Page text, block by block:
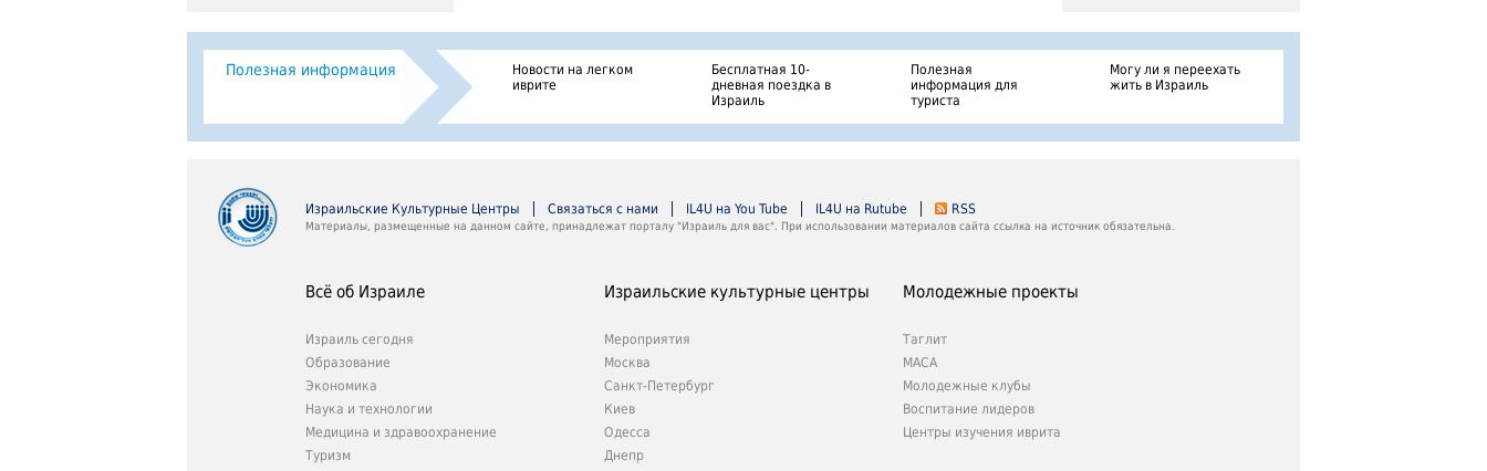
Полезная информация
Новости на легком
иврите
Бесплатная 10-
дневная поездка в
Израиль
Полезная
информация для
туриста
Могу ли я переехать
жить в Израиль
Израильские Культурные Центры Связаться с нами IL4U на You Tube IL4U на Rutube RSS
Материалы, размещенные на данном сайте, принадлежат порталу "Израиль для вас". При использовании материалов сайта ссылка на источник обязательна.
Всё об Израиле
Израиль сегодня
Образование
Экономика
Наука и технологии
Медицина и здравоохранение
Туризм
Израильские культурные центры
Мероприятия
Москва
Санкт-Петербург
Киев
Одесса
Днепр
Молодежные проекты
Таглит
МАСА
Молодежные клубы
Воспитание лидеров
Центры изучения иврита